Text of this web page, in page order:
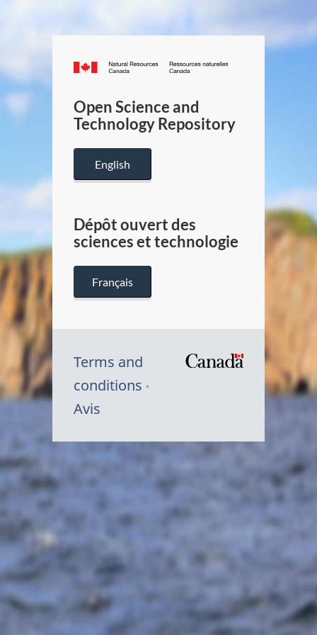
Canada.ca
/
Canada
Open Science and
Technology Repository
English
Dépôt ouvert des
sciences et technologie
Français
Terms and
conditions
Avis
Symbole
Canada